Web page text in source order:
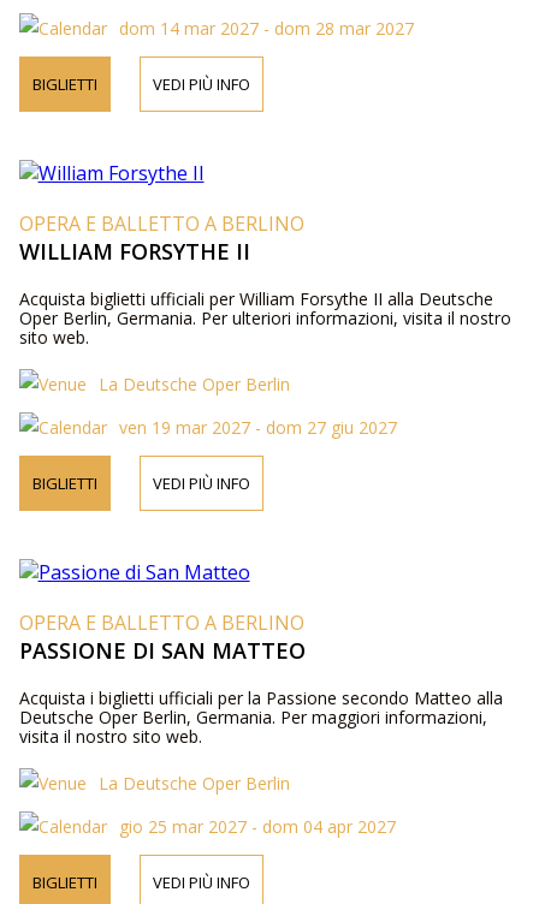
dom 14 mar 2027 - dom 28 mar 2027
BIGLIETTI VEDI PIÙ INFO
OPERA E BALLETTO A BERLINO
WILLIAM FORSYTHE II
Acquista biglietti ufficiali per William Forsythe II alla Deutsche
Oper Berlin, Germania. Per ulteriori informazioni, visita il nostro
sito web.
La Deutsche Oper Berlin
ven 19 mar 2027 - dom 27 giu 2027
BIGLIETTI VEDI PIÙ INFO
OPERA E BALLETTO A BERLINO
PASSIONE DI SAN MATTEO
Acquista i biglietti ufficiali per la Passione secondo Matteo alla
Deutsche Oper Berlin, Germania. Per maggiori informazioni,
visita il nostro sito web.
La Deutsche Oper Berlin
gio 25 mar 2027 - dom 04 apr 2027
BIGLIETTI VEDI PIÙ INFO